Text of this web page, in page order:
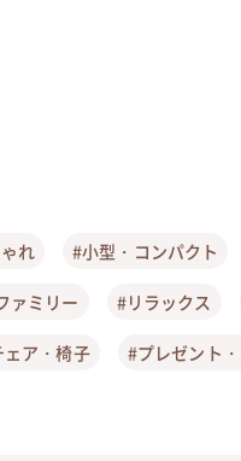
れ #小型・コンパクト
ァミリー #リラックス
ェア・椅子 #プレゼント